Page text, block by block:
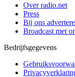
Over radio.net
Press
Bij ons
Broadcast met
Bedrijfsgegevens